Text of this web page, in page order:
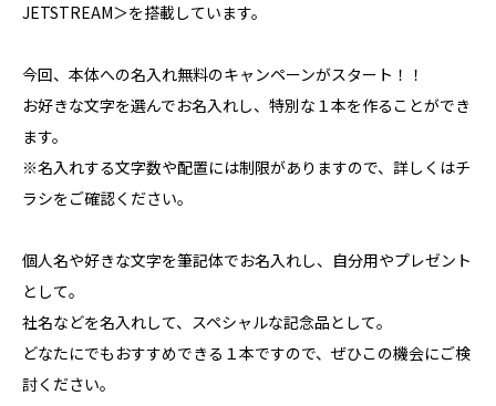
JETSTREAM＞を搭載しています。
今回、本体への名入れ無料のキャンペーンがスタート！！
お好きな文字を選んでお名入れし、特別な１本を作ることができ
ます。
※名入れする文字数や配置には制限がありますので、詳しくはチ
ラシをご確認ください。
個人名や好きな文字を筆記体でお名入れし、自分用やプレゼント
として。
社名などを名入れして、スペシャルな記念品として。
どなたにでもおすすめできる１本ですので、ぜひこの機会にご検
討ください。